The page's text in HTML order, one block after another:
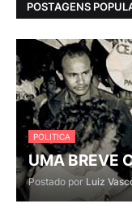
POSTAGENS
POLITICA
UMA BREVE
Postado por Luiz